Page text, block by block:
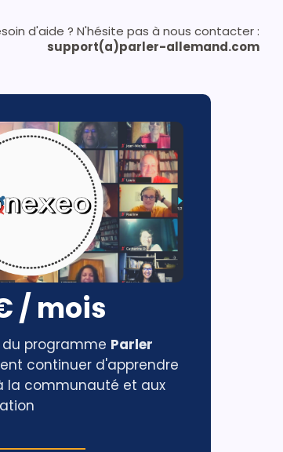
d'aide ? N'hésite pas à nous contacter :
support(a)parler-allemand.com
/ mois
du programme Parler
continuer d'apprendre
la communauté et aux